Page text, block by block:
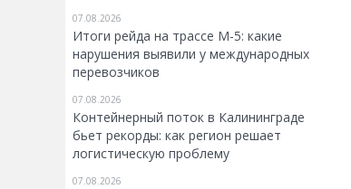
07.08.2026
Итоги рейда на трассе М-5: какие
нарушения выявили у международных
перевозчиков
07.08.2026
Контейнерный поток в Калининграде
бьет рекорды: как регион решает
логистическую проблему
07.08.2026